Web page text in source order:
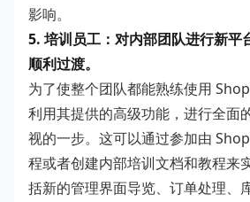
影响。
5. 培训员工：对内部团队进行新平
顺利过渡。
为了使整个团队都能熟练使用
利用其提供的高级功能，进行全面
视的一步。这可以通过参加由
程或者创建内部培训文档和教程来
括新的管理界面导览、订单处理、